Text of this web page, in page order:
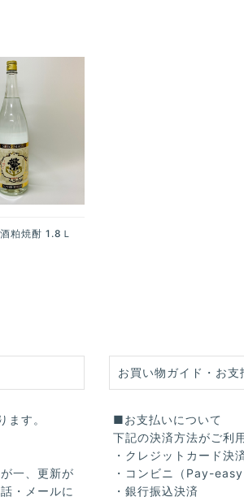
粕焼酎 1.8Ｌ
す。
一、更新が
・メールに
お買い物ガイド・お支
■お支払いについて
下記の決済方法がご利
・クレジットカード決
・コンビニ（Pay-
・銀行振込決済